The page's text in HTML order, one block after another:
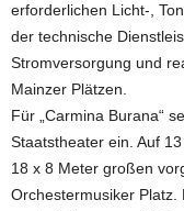
erforderlichen Licht-,
der technische
Stromversorgung und
Mainzer Plätzen.
Für „Carmina Burana“
Staatstheater ein. Auf
18 x 8 Meter großen
Orchestermusiker Platz.